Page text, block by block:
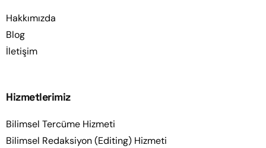
Hakkımızda
Blog
İletişim
Hizmetlerimiz
Bilimsel Tercüme Hizmeti
Bilimsel Redaksiyon (Editing) Hizmeti